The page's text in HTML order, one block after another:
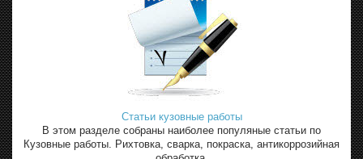
Статьи кузовные работы
В этом разделе собраны наиболее популяные статьи по
Кузовные работы. Рихтовка, сварка, покраска, антикоррозийная